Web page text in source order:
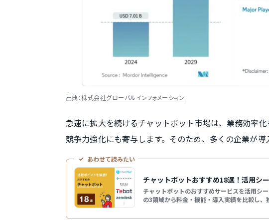
出典：株式会社グローバルインフォメーション
急速に拡大を続けるチャットボット市場は、業務効率
競争力強化にも寄与します。そのため、多くの企業が導
あわせて読みたい
チャットボットおすすめ18選！活用シ
チャットボットのおすすめサービスを活用シ
の3領域から料金・機能・導入実績を比較し